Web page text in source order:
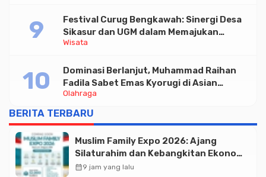
Wisata
Festival Curug Bengkawah: Sinergi Desa
Sikasur dan UGM dalam Memajukan
Wisata serta UMKM Lokal
Olahraga
Dominasi Berlanjut, Muhammad Raihan
Fadila Sabet Emas Kyorugi di Asian
Taekwondo Indonesia Open 2026
BERITA TERBARU
Muslim Family Expo 2026: Ajang
Silaturahim dan Kebangkitan Ekonomi
Halal di Jakarta
calendar_month9 jam yang lalu